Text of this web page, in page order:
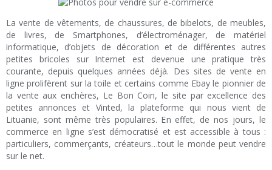
La vente de vêtements, de chaussures, de bibelots, de meubles,
de livres, de Smartphones, d’électroménager, de matériel
informatique, d’objets de décoration et de différentes autres
petites bricoles sur Internet est devenue une pratique très
courante, depuis quelques années déjà. Des sites de vente en
ligne prolifèrent sur la toile et certains comme Ebay le pionnier de
la vente aux enchères, Le Bon Coin, le site par excellence des
petites annonces et Vinted, la plateforme qui nous vient de
Lituanie, sont même très populaires. En effet, de nos jours, le
commerce en ligne s’est démocratisé et est accessible à tous :
particuliers, commerçants, créateurs…tout le monde peut vendre
sur le net.